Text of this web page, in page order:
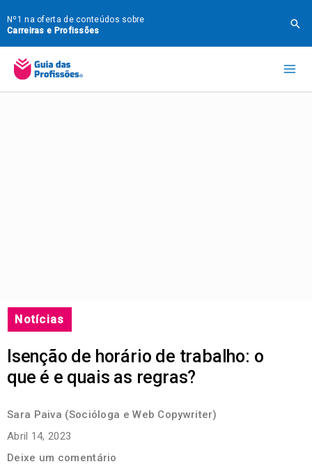
para
o
conteúdo
Nº1 na oferta de conteúdos sobre
Carreiras e Profissões
Notícias
Isenção de horário de trabalho: o
que é e quais as regras?
Sara Paiva (Socióloga e Web Copywriter)
Abril 14, 2023
Deixe um comentário